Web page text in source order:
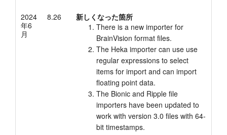
2024
年6
月
8.26
新しくなった箇所
There is a new importer for
BrainVision format files.
The Heka importer can use use
regular expressions to select
items for import and can import
floating point data.
The Bionic and Ripple file
importers have been updated to
work with version 3.0 files with 64-
bit timestamps.